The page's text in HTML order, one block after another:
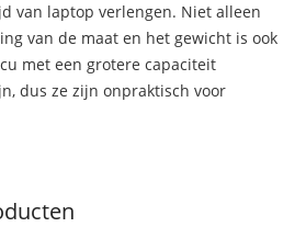
van laptop verlengen. Niet alleen
van de maat en het gewicht is ook
met een grotere capaciteit
dus ze zijn onpraktisch voor